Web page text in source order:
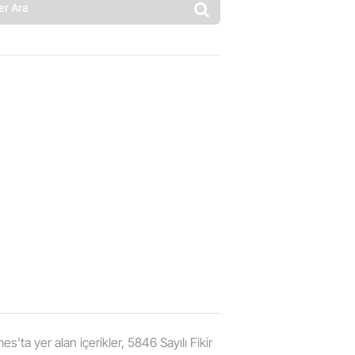
yer alan içerikler, 5846 Sayılı Fikir